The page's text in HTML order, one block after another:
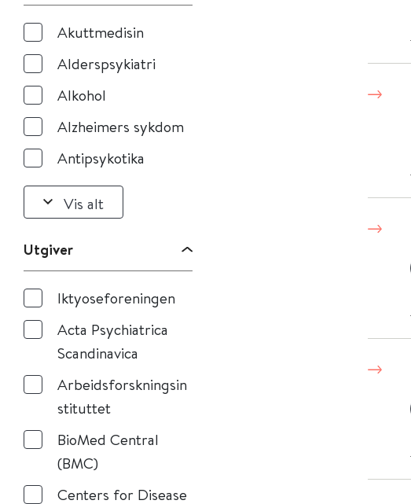
Akuttmedisin
Alderspsykiatri
Alkohol
Alzheimers sykdom
Antipsykotika
Vis alt
Utgiver
Iktyoseforeningen
Acta Psychiatrica
Scandinavica
Arbeidsforskningsin
stituttet
BioMed Central
(BMC)
Centers for Disease